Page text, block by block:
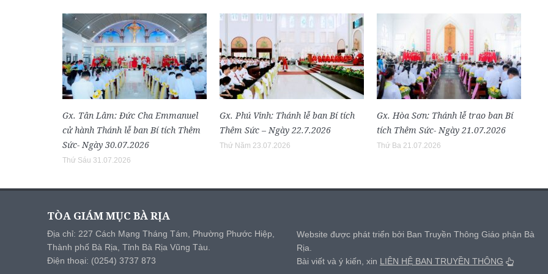
Gx. Tân Lâm: Đức Cha Emmanuel
cử hành Thánh lễ ban Bí tích Thêm
Sức- Ngày 30.07.2026
Thứ Sáu 31.07.2026
Gx. Phú Vinh: Thánh lễ ban Bí tích
Thêm Sức – Ngày 22.7.2026
Thứ Năm 23.07.2026
Gx. Hòa Sơn: Thánh lễ trao ban Bí
tích Thêm Sức- Ngày 21.07.2026
Thứ Ba 21.07.2026
TÒA GIÁM MỤC BÀ RỊA
Địa chỉ: 227 Cách Mạng Tháng Tám, Phường Phước Hiệp,
Thành phố Bà Rịa, Tỉnh Bà Rịa Vũng Tàu.
Điện thoại: (0254) 3737 873
Website được phát triển bởi Ban Truyền Thông Giáo phận Bà
Rịa.
Bài viết và ý kiến, xin LIÊN HỆ BAN TRUYỀN THÔNG